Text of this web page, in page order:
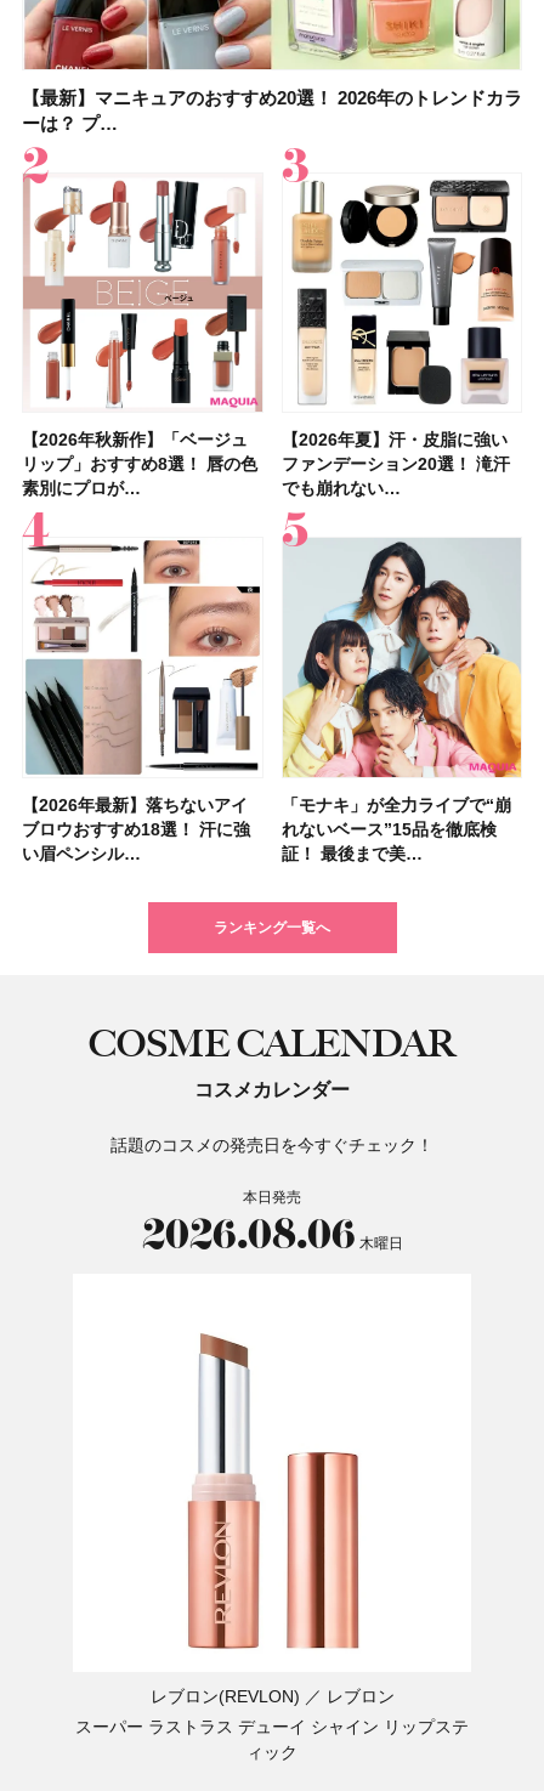
【最新】マニキュアのおすすめ20選！ 2026年のトレンドカラ
ーは？ プ…
【2026年秋新作】「ベージュ
リップ」おすすめ8選！ 唇の色
素別にプロが…
【2026年夏】汗・皮脂に強い
ファンデーション20選！ 滝汗
でも崩れない…
【2026年最新】落ちないアイ
ブロウおすすめ18選！ 汗に強
い眉ペンシル…
「モナキ」が全力ライブで“崩
れないベース”15品を徹底検
証！ 最後まで美…
【石井美保さん】おすすめの「ブライトニング」11選！ スキ
ンケアからサプ…
【2026年夏】汗に強い日焼け
止めのおすすめ13選！ 汗で塗
膜が強化され…
【クリスマスコフレ2026】ク
リニークのホリデーコフレを一
挙紹介！ 人気…
【2026夏】「ハリ・たるみケ
ア」ランキングTOP5！＜マキ
アビューティ…
【2026夏】「毛穴ケア」ラン
キングTOP5！＜マキアビュー
ティーズが投…
【最新】マニキュアのおすすめ20選！ 2026年のトレンドカラ
ーは？ プ…
【2026年秋新作】「ベージュ
リップ」おすすめ8選！ 唇の色
素別にプロが…
【2026年夏】汗・皮脂に強い
ファンデーション20選！ 滝汗
でも崩れない…
【2026年最新】落ちないアイ
ブロウおすすめ18選！ 汗に強
い眉ペンシル…
「モナキ」が全力ライブで“崩
れないベース”15品を徹底検
証！ 最後まで美…
【2026夏】「香水・フレグランス」ランキングTOP5！＜美
容マニア・マ…
【2026夏】「リップケア」ラ
ンキングTOP5！＜美容マニア
集団・マキア…
【デパコスのネイルオイル10
選】プレゼントにおすすめ！ケ
ア効果、ビジュ、…
【2026年】ボディ用日焼け止
めUVのおすすめ20選！ この夏
注目の人気…
「ミス ディオール オードゥ パ
ルファン」が新たな装いで登
場！ シルバー…
【5分で万能！ 夏レシピ】「万能ねぎ塩だれ」の作り方＆ア
レンジレシピ2品
【おすすめダイエットサプリ８
選】食べすぎた日をサポート！
選び方＆糖質・脂…
【40代以上の髪悩み おすすめ
アイテム15選】“白髪・薄毛・
うねり”に最…
【板野友美さんの美活】「最
近、下の歯の矯正を再開したん
です」オーラルケア…
【石井美保さんのおすすめお菓
子＆お茶10選】手土産にもぴっ
たり
【2026年夏】40代におすすめの髪型30選！ 若く見える・手
入れが楽な…
【2026年夏】おすすめの髪型
36選！ショート・ボブ・ミディ
アム・ロング…
【最新】髪のうねり・広がり・
くせ毛におすすめのシャンプー
17選
【2026年夏】小顔に見えるボ
ブの髪型37選！ レイヤー・切
りっぱなしな…
【2026年】最新トレンド「ボ
ブ」13種類を徹底解説！ 定番
＆人気の髪型…
【鈴木えみさんの愛用品30選】コスメ・スキンケア・ヘアケ
アetc.お気に…
【読者プレゼント】羽の見えな
いハンディファン
「baramood」を3名様…
【2026年8月の一粒万倍日】お
すすめの開運コスメ＆美容アイ
テム10選！
石井美保さん祝50歳！ アニバ
ーサリーイベントに込めた思
い、今夢中なボデ…
【無印良品】スキンケア×衣料
素材の最強タッグで実現！ 着
るだけで保湿でき…
【限定】&be「リップカラーデュオ 01 ピンクベージュ」レビ
ュー｜落ち…
【スック2026新作】秋コレク
ションを全品スウォッチ&イエ
ベブルベ分け！
LUNASOLアイカラーレーショ
ンN EX17Evening Muse …
【全色レビュー】ケイト メロ
ウブラウンアイズ限定色追加！
イエベ・ブルベ別…
【キャンメイク】売切続出！先
行発売中の「クリアヴェールセ
ッティングパウダ…
ランキング一覧へ
COSME CALENDAR
コスメカレンダー
話題のコスメの発売日を今すぐチェック！
本日発売
2026.08.06 木曜日
レブロン(REVLON)
レブロン
スーパー ラストラス デューイ シャイン リップステ
ィック